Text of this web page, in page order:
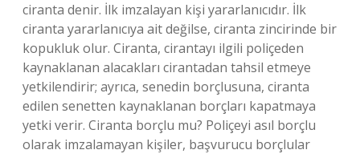
ciranta denir. İlk imzalayan kişi yararlanıcıdır. İlk
ciranta yararlanıcıya ait değilse, ciranta zincirinde bir
kopukluk olur. Ciranta, cirantayı ilgili poliçeden
kaynaklanan alacakları cirantadan tahsil etmeye
yetkilendirir; ayrıca, senedin borçlusuna, ciranta
edilen senetten kaynaklanan borçları kapatmaya
yetki verir. Ciranta borçlu mu? Poliçeyi asıl borçlu
olarak imzalamayan kişiler, başvurucu borçlular